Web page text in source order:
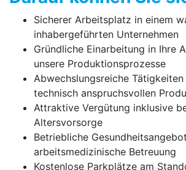
Sicherer Arbeitsplatz in einem
inhabergeführten Unternehmen
Gründliche Einarbeitung in Ihre
unsere Produktionsprozesse
Abwechslungsreiche Tätigkeiten
technisch anspruchsvollen
Attraktive Vergütung inklusive
Altersvorsorge
Betriebliche
arbeitsmedizinische Betreuung
Kostenlose Parkplätze am